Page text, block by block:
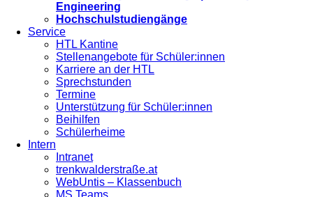
Engineering
Hochschulstudiengänge
Service
HTL Kantine
Stellenangebote für Schüler:innen
Karriere an der HTL
Sprechstunden
Termine
Unterstützung für Schüler:innen
Beihilfen
Schülerheime
Intern
Intranet
trenkwalderstraße.at
WebUntis – Klassenbuch
MS Teams